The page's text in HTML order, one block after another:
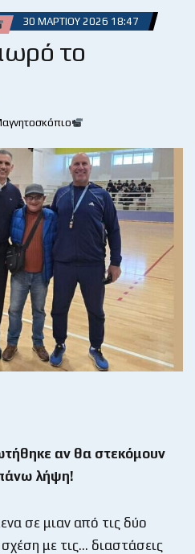
30 ΜΑΡΤΊΟΥ 2026 18:47
το
αν θα στεκόμουν
λήψη!
σε μιαν από τις δύο
με τις… διαστάσεις